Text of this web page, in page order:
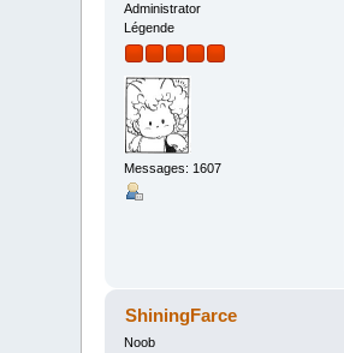
Administrator
Légende
Messages: 1607
ShiningFarce
Noob